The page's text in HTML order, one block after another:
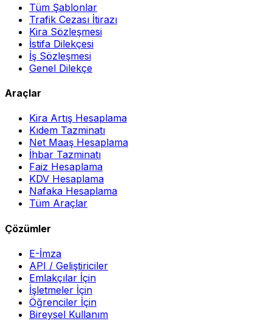
Tüm Şablonlar
Trafik Cezası İtirazı
Kira Sözleşmesi
İstifa Dilekçesi
İş Sözleşmesi
Genel Dilekçe
Araçlar
Kira Artış Hesaplama
Kıdem Tazminatı
Net Maaş Hesaplama
İhbar Tazminatı
Faiz Hesaplama
KDV Hesaplama
Nafaka Hesaplama
Tüm Araçlar
Çözümler
E-İmza
API / Geliştiriciler
Emlakçılar İçin
İşletmeler İçin
Öğrenciler İçin
Bireysel Kullanım